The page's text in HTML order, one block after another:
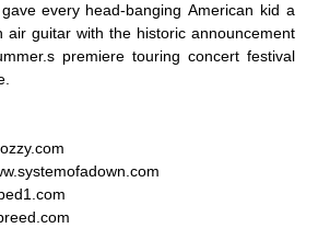
gave every head-banging American kid a
air guitar with the historic announcement
premiere touring concert festival